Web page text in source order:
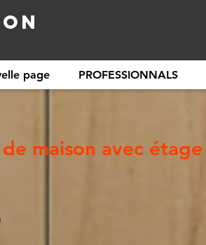
page PROFESSIONNALS
maison avec étage